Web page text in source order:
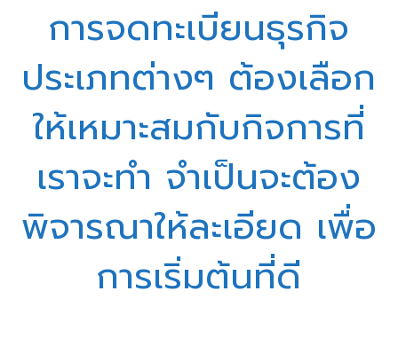
การจดทะเบียนธุรกิจ
ประเภทต่างๆ ต้องเลือก
ให้เหมาะสมกับกิจการที่
เราจะทำ จำเป็นจะต้อง
พิจารณาให้ละเอียด เพื่อ
การเริ่มต้นที่ดี